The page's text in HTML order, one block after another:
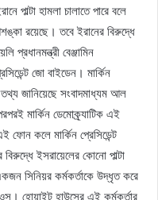
পাল্টা হামলা চালাতে পারে বলে
রয়েছে। তবে ইরানের বিরুদ্ধে
প্রধানমন্ত্রী বেঞ্জামিন
জো বাইডেন। মার্কিন
জানিয়েছে সংবাদমাধ্যম আল
মার্কিন ডেমোক্র্যাটিক এই
ফোন কলে মার্কিন প্রেসিডেন্ট
ইসরায়েলের কোনো পাল্টা
সিনিয়র কর্মকর্তাকে উদ্ধৃত করে
হোয়াইট হাউসের এই কর্মকর্তার